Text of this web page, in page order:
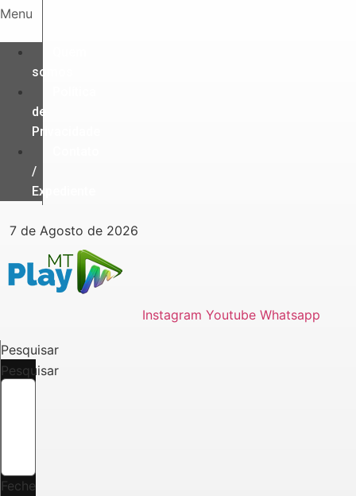
Ir
o
conteúdo
Menu
somos
de
Privacidade
/
Expediente
7 de Agosto de 2026
Instagram Youtube Whatsapp
Pesquisar
Pesquisar
Feche